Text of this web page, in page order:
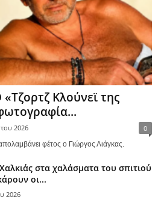
Κλούνεϊ της
2026 0
φέτος ο Γιώργος Λιάγκας.
στα χαλάσματα του σπιτιού
οι...
2026